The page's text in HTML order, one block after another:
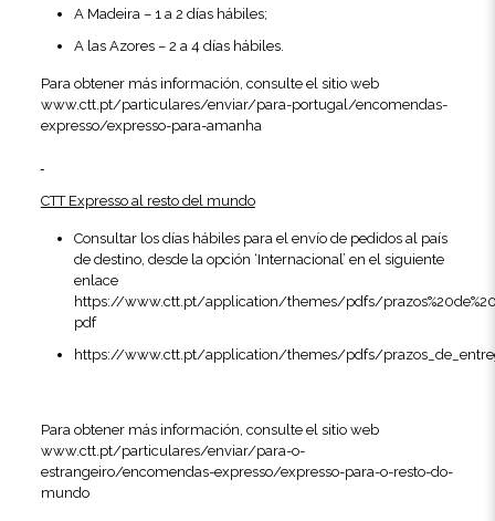
A Madeira – 1 a 2 días hábiles;
A las Azores – 2 a 4 días hábiles.
Para obtener más información, consulte el sitio web
www.ctt.pt/particulares/enviar/para-portugal/encomendas-
expresso/expresso-para-amanha
CTT Expresso al resto del mundo
Consultar los días hábiles para el envío de pedidos al país
de destino, desde la opción ‘Internacional’ en el siguiente
enlace
https://www.ctt.pt/application/themes/pdfs/
pdf
https://www.ctt.pt/application/themes/pdfs/
Para obtener más información, consulte el sitio web
www.ctt.pt/particulares/enviar/para-o-
estrangeiro/encomendas-expresso/expresso-para-o-resto-do-
mundo